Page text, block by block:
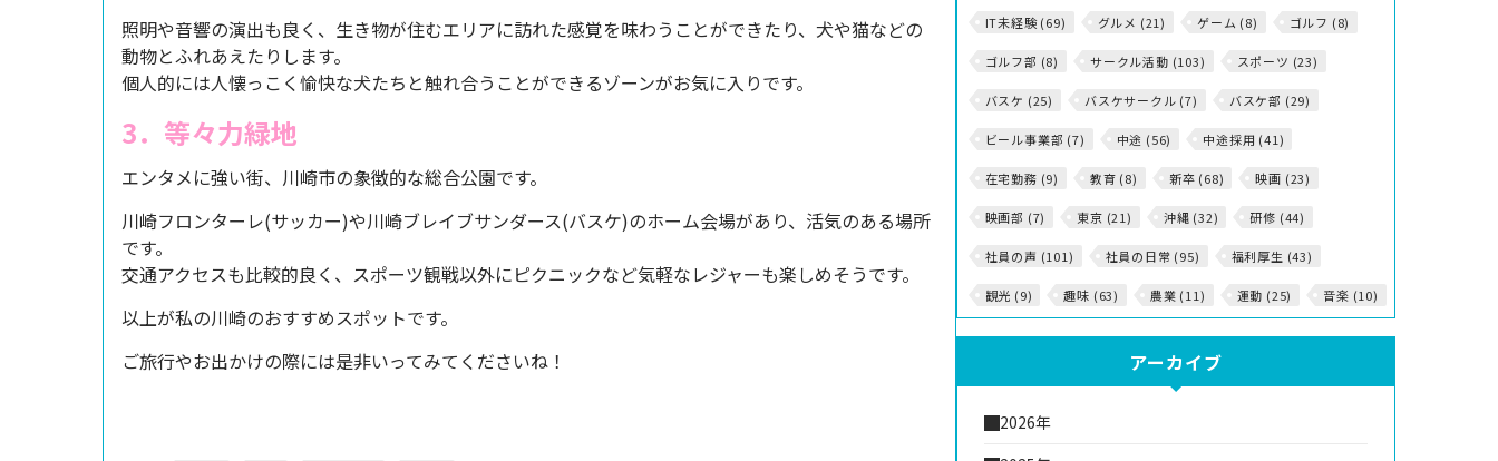
照明や音響の演出も良く、生き物が住むエリアに訪れた感覚を味わうことができたり、犬や猫などの
動物とふれあえたりします。
個人的には人懐っこく愉快な犬たちと触れ合うことができるゾーンがお気に入りです。
3．等々力緑地
エンタメに強い街、川崎市の象徴的な総合公園です。
川崎フロンターレ(サッカー)や川崎ブレイブサンダース(バスケ)のホーム会場があり、活気のある場所
です。
交通アクセスも比較的良く、スポーツ観戦以外にピクニックなど気軽なレジャーも楽しめそうです。
以上が私の川崎のおすすめスポットです。
ご旅行やお出かけの際には是非いってみてくださいね！
IT未経験 (69) グルメ (21) ゲーム (8) ゴルフ (8)
ゴルフ部 (8) サークル活動 (103) スポーツ (23)
バスケ (25) バスケサークル (7) バスケ部 (29)
ビール事業部 (7) 中途 (56) 中途採用 (41)
在宅勤務 (9) 教育 (8) 新卒 (68) 映画 (23)
映画部 (7) 東京 (21) 沖縄 (32) 研修 (44)
社員の声 (101) 社員の日常 (95) 福利厚生 (43)
観光 (9) 趣味 (63) 農業 (11) 運動 (25) 音楽 (10)
アーカイブ
2026年